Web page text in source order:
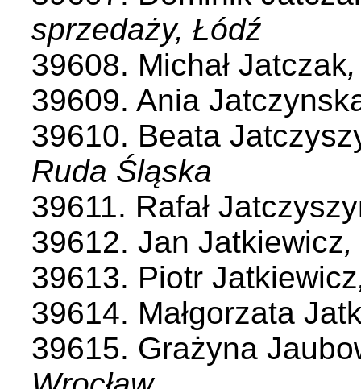
sprzedaży, Łódź
39608. Michał Jatczak
39609. Ania
39610. Beata
Ruda Śląska
39611. Rafał
39612. Jan Jatkiewicz,
39613. Piotr Jatkiewicz
39614. Małgorzata
39615. Grażyna